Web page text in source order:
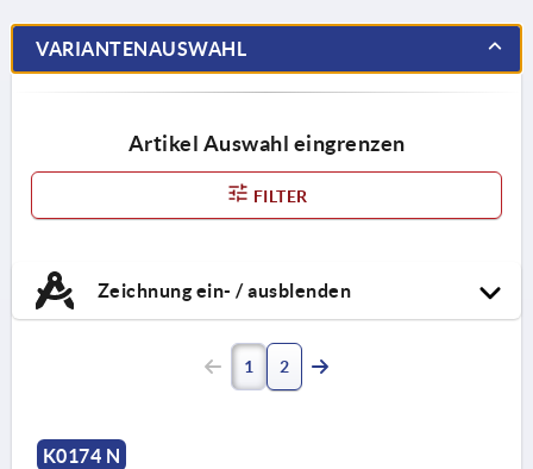
VARIANTENAUSWAHL
Artikel Auswahl eingrenzen
FILTER
Zeichnung ein- / ausblenden
1 2
K0174 N